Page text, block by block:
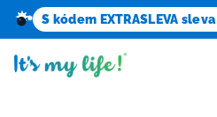
S kódem EXTRASLEVA